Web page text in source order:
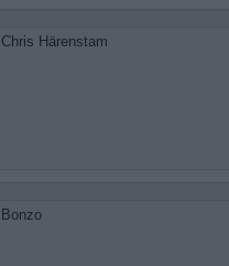
Chris Härenstam
Bonzo